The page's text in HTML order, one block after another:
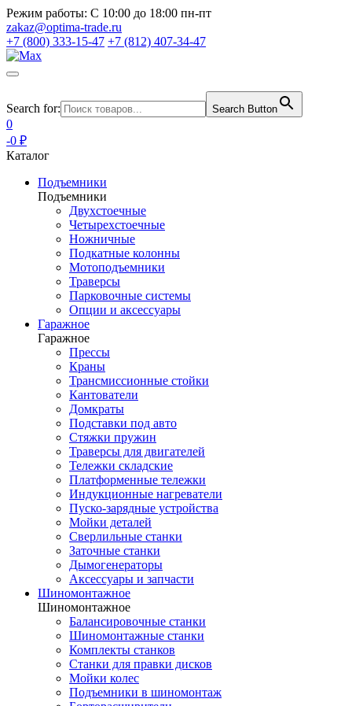
Режим работы: С 10:00 до 18:00 пн-пт
zakaz@optima-trade.ru
+7 (800) 333-15-47 +7 (812) 407-34-47
Search for: Search Button
0
-0 ₽
Каталог
Подъемники
Подъемники
Двухстоечные
Четырехстоечные
Ножничные
Подкатные колонны
Мотоподъемники
Траверсы
Парковочные системы
Опции и аксессуары
Гаражное
Гаражное
Прессы
Краны
Трансмиссионные стойки
Кантователи
Домкраты
Подставки под авто
Стяжки пружин
Траверсы для двигателей
Тележки складские
Платформенные тележки
Индукционные нагреватели
Пуско-зарядные устройства
Мойки деталей
Сверлильные станки
Заточные станки
Дымогенераторы
Аксессуары и запчасти
Шиномонтажное
Шиномонтажное
Балансировочные станки
Шиномонтажные станки
Комплекты станков
Станки для правки дисков
Мойки колес
Подъемники в шиномонтаж